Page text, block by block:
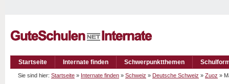
Startseite Internate finden Schwerpunktthemen
Sie sind hier: Startseite » Internate finden » Schweiz » Deutsche Schweiz » Zuoz »